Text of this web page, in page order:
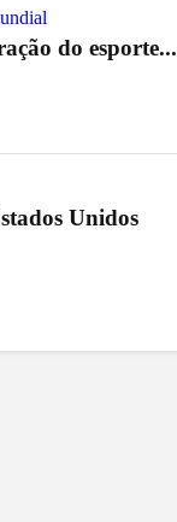
do esporte...
Unidos